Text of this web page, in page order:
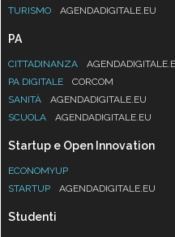
TURISMO
AGENDADIGITALE.EU
PA
CITTADINANZA
PA DIGITALE
CORCOM
SANITÀ
AGENDADIGITALE.EU
SCUOLA
AGENDADIGITALE.EU
Startup e Open Innovation
ECONOMYUP
STARTUP
AGENDADIGITALE.EU
Studenti